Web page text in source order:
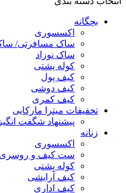
بچگانه
اکسسوری
ساک مسافرتی/
ساک نوزاد
کوله پشتی
کیف پول
کیف دوشی
کیف کمری
تخفیفات میترا مارکایی
پیشنهاد شگفت انگیز
زنانه
اکسسوری
ست کیف و
کوله پشتی
کیف آرایشی
کیف اداری